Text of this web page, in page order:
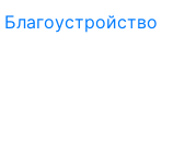
Благоустройство